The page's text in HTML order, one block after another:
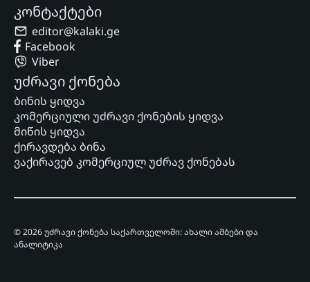
კონტაქტები
editor@kalaki.ge
Facebook
Viber
უძრავი ქონება
ბინის ყიდვა
კომერციული უძრავი ქონების ყიდვა
მიწის ყიდვა
ქირავდება ბინა
ვაქირავებ კომერციულ უძრავ ქონებას
© 2026 უძრავი ქონება საქართველოში: ახალი ამბები და
ანალიტიკა